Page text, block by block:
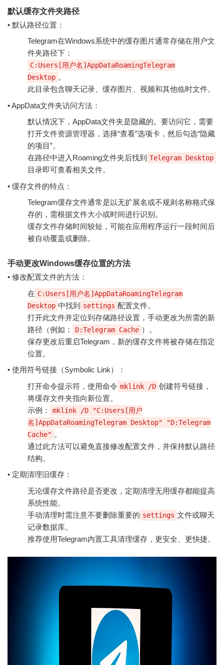
默认缓存文件夹路径
• 默认路径位置：
Telegram在Windows系统中的缓存图片通常存储在用户文
件夹路径下：
C:Users[用户名]AppDataRoamingTelegram
Desktop 。
此目录包含聊天记录、缓存图片、视频和其他临时文件。
• AppData文件夹访问方法：
默认情况下，AppData文件夹是隐藏的。要访问它，需要
打开文件资源管理器，选择“查看”选项卡，然后勾选“隐藏
的项目”。
在路径中进入Roaming文件夹后找到 Telegram Desktop
目录即可查看相关文件。
• 缓存文件的特点：
Telegram缓存文件通常是以无扩展名或不规则名称格式保
存的，需根据文件大小或时间进行识别。
缓存文件存储时间较短，可能在应用程序运行一段时间后
被自动覆盖或删除。
手动更改Windows缓存位置的方法
• 修改配置文件的方法：
在 C:Users[用户名]AppDataRoamingTelegram
Desktop 中找到 settings 配置文件。
打开此文件并定位到存储路径设置，手动更改为所需的新
路径（例如：
D:Telegram Cache ）。
保存更改后重启Telegram，新的缓存文件将被存储在指定
位置。
• 使用符号链接（Symbolic Link）：
打开命令提示符，使用命令 mklink /D 创建符号链接，
将缓存文件夹指向新位置。
示例：
mklink /D "C:Users[用户
名]AppDataRoamingTelegram Desktop" "D:Telegram
Cache" 。
通过此方法可以避免直接修改配置文件，并保持默认路径
结构。
• 定期清理旧缓存：
无论缓存文件路径是否更改，定期清理无用缓存都能提高
系统性能。
手动清理时需注意不要删除重要的 settings 文件或聊天
记录数据库。
推荐使用Telegram内置工具清理缓存，更安全、更快捷。